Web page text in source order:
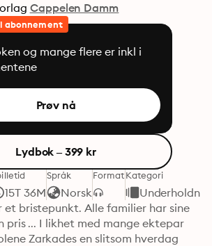
Cappelen Damm
abonnement
og mange flere er inkl i
Prøv nå
Lydbok – 399 kr
15T 36M
Språk
Norsk
FormatKategori
et bristepunkt. Alle familier har sine
pris ... I likhet med mange ektepar
Zarkades en slitsom hverdag